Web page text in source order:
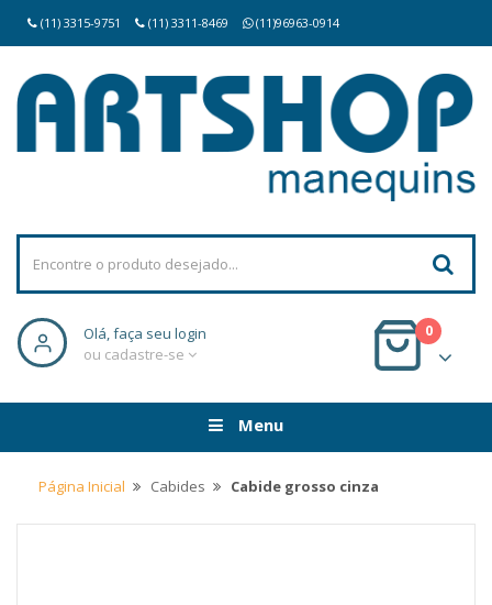
(11) 3315-9751 (11) 3311-8469 (11)96963-0914
Olá, faça seu login
ou cadastre-se
0
Menu
Página Inicial Cabides Cabide grosso cinza